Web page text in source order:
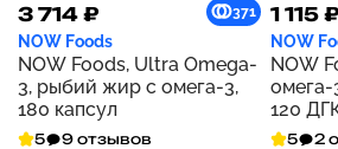
3 714 ₽ 371
NOW Foods
NOW Foods, Ultra Omega-
3, рыбий жир с омега-3,
180 капсул
5 9 отзывов
1 115 ₽
NOW
NOW
омега-
120
5 2